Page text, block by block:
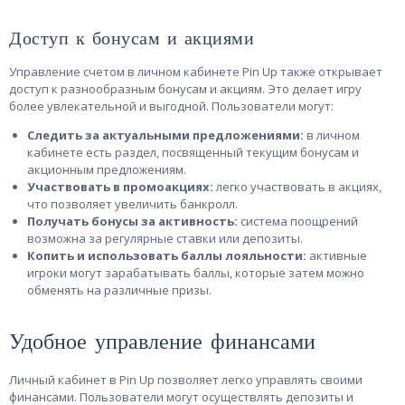
Доступ к бонусам и акциями
Управление счетом в личном кабинете Pin Up также открывает
доступ к разнообразным бонусам и акциям. Это делает игру
более увлекательной и выгодной. Пользователи могут:
Следить за актуальными предложениями: в личном
кабинете есть раздел, посвященный текущим бонусам и
акционным предложениям.
Участвовать в промоакциях: легко участвовать в акциях,
что позволяет увеличить банкролл.
Получать бонусы за активность: система поощрений
возможна за регулярные ставки или депозиты.
Копить и использовать баллы лояльности: активные
игроки могут зарабатывать баллы, которые затем можно
обменять на различные призы.
Удобное управление финансами
Личный кабинет в Pin Up позволяет легко управлять своими
финансами. Пользователи могут осуществлять депозиты и